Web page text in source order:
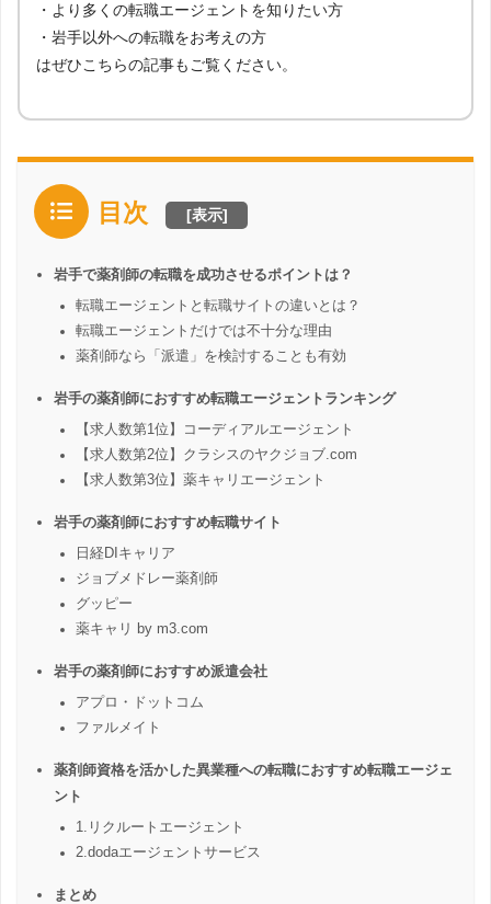
・より多くの転職エージェントを知りたい方
・岩手以外への転職をお考えの方
はぜひこちらの記事もご覧ください。
目次 [表示]
岩手で薬剤師の転職を成功させるポイントは？
転職エージェントと転職サイトの違いとは？
転職エージェントだけでは不十分な理由
薬剤師なら「派遣」を検討することも有効
岩手の薬剤師におすすめ転職エージェントランキング
【求人数第1位】コーディアルエージェント
【求人数第2位】クラシスのヤクジョブ.com
【求人数第3位】薬キャリエージェント
岩手の薬剤師におすすめ転職サイト
日経DIキャリア
ジョブメドレー薬剤師
グッピー
薬キャリ by m3.com
岩手の薬剤師におすすめ派遣会社
アプロ・ドットコム
ファルメイト
薬剤師資格を活かした異業種への転職におすすめ転職エージェ
ント
1.リクルートエージェント
2.dodaエージェントサービス
まとめ